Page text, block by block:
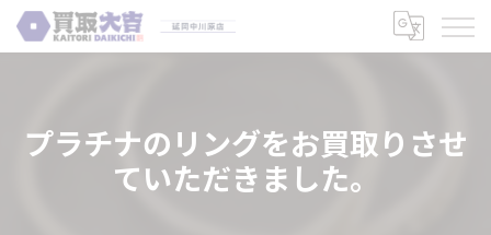
プラチナのリングをお買取りさせ
ていただきました。